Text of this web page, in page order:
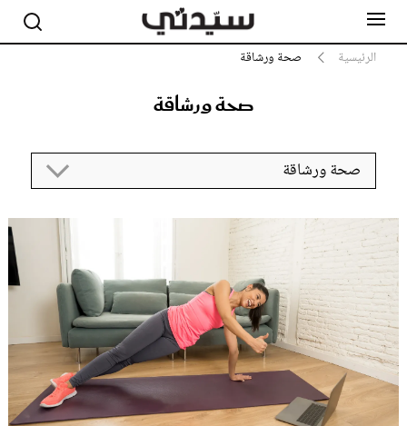
الرئيسية صحة ورشاقة
صحة ورشاقة
صحة ورشاقة
أناقة
جمال
صحة ورشاقة
لايف ستايل
بلس+
فيديو
مطبخ سيدتي
مقالات الرأي
ستايل
تقارير
عروس سيدتي